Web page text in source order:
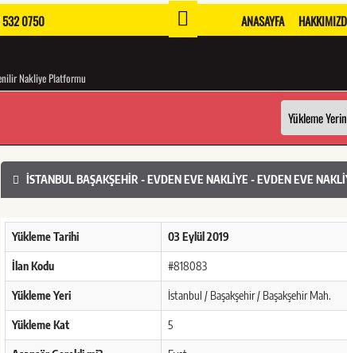
0750 ANASAYFA
Nakliye Platformu
İSTANBUL BAŞAKŞEHIR - EVDEN EVE NAKLIYE - EVDEN EVE
Yükleme Tarihi 03 Eylül 2019
İlan Kodu #818083
Yükleme Yeri İstanbul / Başakşehir / Başakşehir Mah.
Yükleme Kat 5